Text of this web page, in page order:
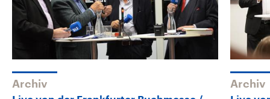
Archiv Archiv